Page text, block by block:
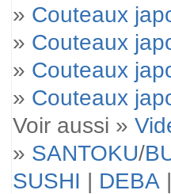
» Couteaux
» Couteaux
» Couteaux
» Couteaux
Voir aussi »
» SANTOKU/
SUSHI | DEBA |